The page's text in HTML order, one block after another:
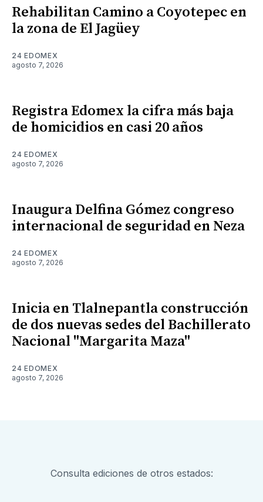
Rehabilitan Camino a Coyotepec en
la zona de El Jagüey
24 EDOMEX
agosto 7, 2026
Registra Edomex la cifra más baja
de homicidios en casi 20 años
24 EDOMEX
agosto 7, 2026
Inaugura Delfina Gómez congreso
internacional de seguridad en Neza
24 EDOMEX
agosto 7, 2026
Inicia en Tlalnepantla construcción
de dos nuevas sedes del Bachillerato
Nacional "Margarita Maza"
24 EDOMEX
agosto 7, 2026
Consulta ediciones de otros estados: